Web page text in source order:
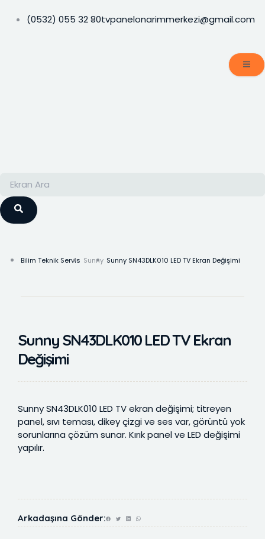
atla
(0532) 055 32 80tvpanelonarimmerkezi@gmail.com
Ara
Bilim Teknik Servis Sunny Sunny SN43DLK010 LED TV Ekran Değişimi
Sunny SN43DLK010 LED TV Ekran
Değişimi
Sunny SN43DLK010 LED TV ekran değişimi; titreyen
panel, sıvı teması, dikey çizgi ve ses var, görüntü yok
sorunlarına çözüm sunar. Kırık panel ve LED değişimi
yapılır.
Arkadaşına Gönder: